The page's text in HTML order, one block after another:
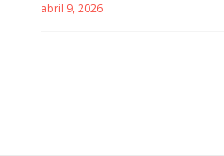
abril 9, 2026